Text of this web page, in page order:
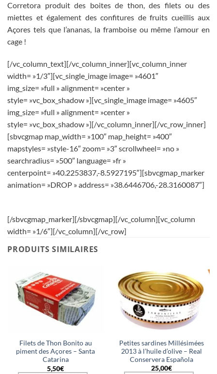
Corretora produit des boites de thon, des filets ou des
miettes et également des confitures de fruits cueillis aux
Açores tels que l’ananas, la framboise ou même l’amour en
cage !
[/vc_column_text][/vc_column_inner][vc_column_inner
width= »1/3″][vc_single_image image= »4601″
img_size= »full » alignment= »center »
style= »vc_box_shadow »][vc_single_image image= »4605″
img_size= »full » alignment= »center »
style= »vc_box_shadow »][/vc_column_inner][/vc_row_inner]
[sbvcgmap map_width= »100″ map_height= »400″
mapstyles= »style-16″ zoom= »3″ scrollwheel= »no »
searchradius= »500″ language= »fr »
centerpoint= »40.2253837,-8.5927195″][sbvcgmap_marker
animation= »DROP » address= »38.6446706,-28.3160087″]
[/sbvcgmap_marker][/sbvcgmap][/vc_column][vc_column
width= »1/6″][/vc_column][/vc_row]
PRODUITS SIMILAIRES
Filets de Thon Bonito au
piment des Açores – Santa
Catarina
5,50€
Petites sardines Millésimées
2013 à l’huile d’olive – Real
Conservera Española
25,00€